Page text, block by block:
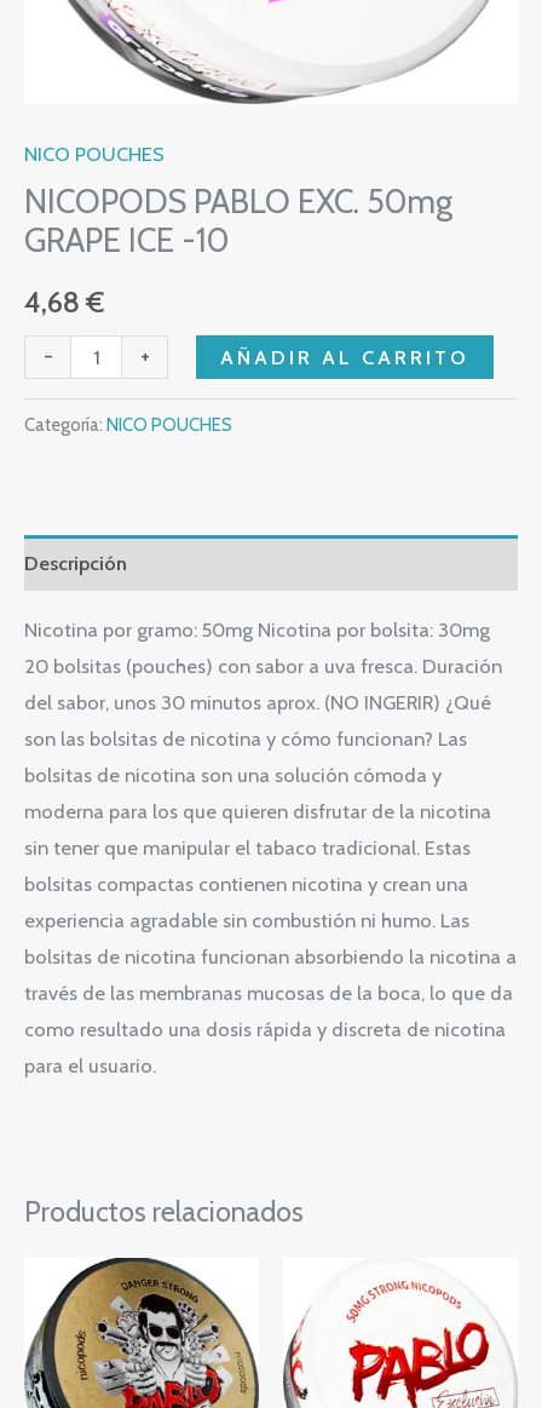
NICO POUCHES
NICOPODS PABLO EXC. 50mg
GRAPE ICE -10
4,68 €
- + AÑADIR AL CARRITO
Categoría: NICO POUCHES
Descripción
Nicotina por gramo: 50mg Nicotina por bolsita: 30mg
20 bolsitas (pouches) con sabor a uva fresca. Duración
del sabor, unos 30 minutos aprox. (NO INGERIR) ¿Qué
son las bolsitas de nicotina y cómo funcionan? Las
bolsitas de nicotina son una solución cómoda y
moderna para los que quieren disfrutar de la nicotina
sin tener que manipular el tabaco tradicional. Estas
bolsitas compactas contienen nicotina y crean una
experiencia agradable sin combustión ni humo. Las
bolsitas de nicotina funcionan absorbiendo la nicotina a
través de las membranas mucosas de la boca, lo que da
como resultado una dosis rápida y discreta de nicotina
para el usuario.
Productos relacionados